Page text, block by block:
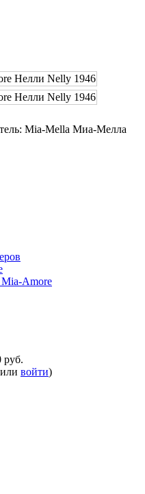
Mia-Mella Миа-Мелла
Amore
руб.
или войти)